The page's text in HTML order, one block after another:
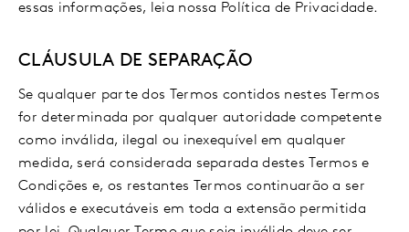
essas informações, leia nossa Política de Privacidade.
CLÁUSULA DE SEPARAÇÃO
Se qualquer parte dos Termos contidos nestes Termos
for determinada por qualquer autoridade competente
como inválida, ilegal ou inexequível em qualquer
medida, será considerada separada destes Termos e
Condições e, os restantes Termos continuarão a ser
válidos e executáveis em toda a extensão permitida